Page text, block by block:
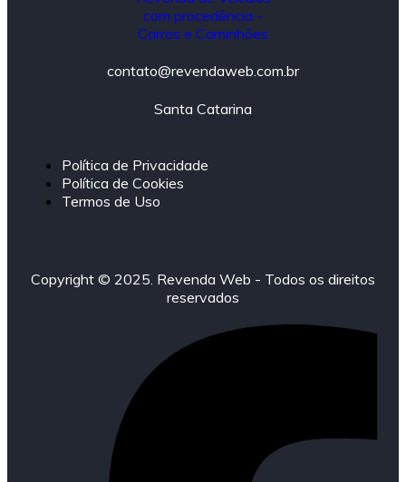
contato@revendaweb.com.br
Santa Catarina
Política de Privacidade
Política de Cookies
Termos de Uso
Copyright © 2025. Revenda Web - Todos os direitos
reservados